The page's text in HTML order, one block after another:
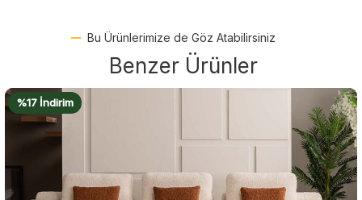
Bu Ürünlerimize de Göz Atabilirsiniz
Benzer Ürünler